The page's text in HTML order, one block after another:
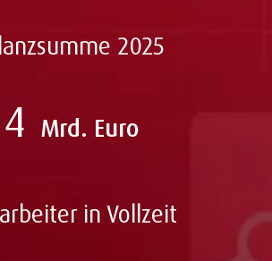
2025
4 Mrd. Euro
in Vollzeit